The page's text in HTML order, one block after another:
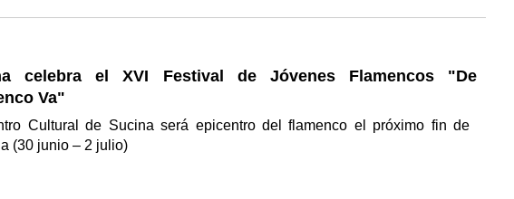
celebra el XVI Festival de Jóvenes Flamencos "De
Va"
Cultural de Sucina será epicentro del flamenco el próximo fin de
(30 junio – 2 julio)